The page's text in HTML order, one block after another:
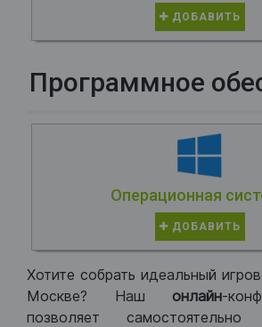
ДОБАВИТЬ
Программное
Операционная
ДОБАВИТЬ
Хотите собрать идеальный
Москве? Нашонлайн-
позволяет самостоятельно